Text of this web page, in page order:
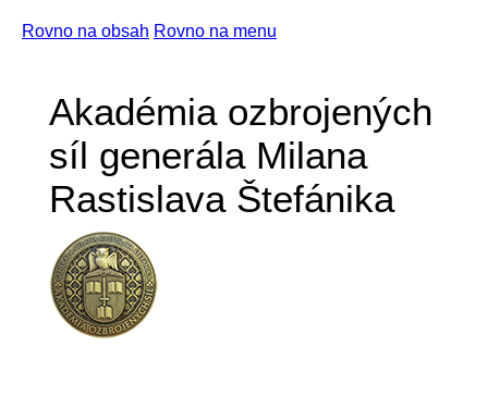
Rovno na obsah Rovno na menu
Akadémia ozbrojených
síl generála Milana
Rastislava Štefánika